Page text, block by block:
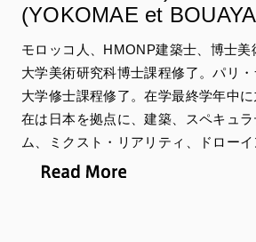
(YOKOMAE et
モロッコ人、HMONP建築士、博士
大学美術研究科博士課程修了。パリ
大学修士課程修了。在学最終学年中
在は日本を拠点に、建築、スペキュ
ム、ミクスト・リアリティ、ドロー
活動を展開している。テクノロジー